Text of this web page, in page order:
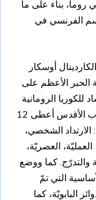
بناء على ما
الفرنسي في
أوسكار
الحبر الأعظم على
للكوريا الرومانية
في 22 كانون الأول الماضي، خاصّة وأنّ الأب الأقدس أعطى 12
الارتداد الشخصي،
العصريّة،
والتدرّج. كما ووضع
التي تمّ
البابويّة، كما